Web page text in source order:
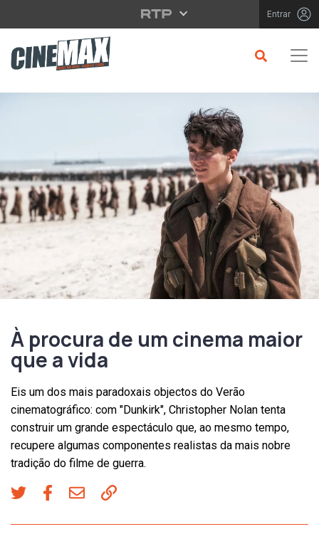
Saltar para o conteúdo principal Entrar
À procura de um cinema maior
que a vida
Eis um dos mais paradoxais objectos do Verão
cinematográfico: com "Dunkirk", Christopher Nolan tenta
construir um grande espectáculo que, ao mesmo tempo,
recupere algumas componentes realistas da mais nobre
tradição do filme de guerra.